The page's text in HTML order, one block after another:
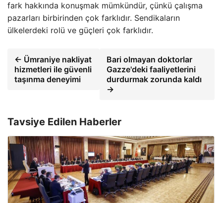
fark hakkında konuşmak mümkündür, çünkü çalışma
pazarları birbirinden çok farklıdır. Sendikaların
ülkelerdeki rolü ve güçleri çok farklıdır.
← Ümraniye nakliyat
hizmetleri ile güvenli
taşınma deneyimi
Bari olmayan doktorlar
Gazze'deki faaliyetlerini
durdurmak zorunda kaldı
→
Tavsiye Edilen Haberler